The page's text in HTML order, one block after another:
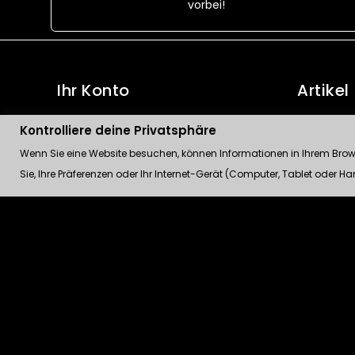
vorbei!
Ihr Konto
Persönliche Infos
Bestellungen
Rückvergütungen
Artikel
Neue
Kontrolliere deine Privatsphäre
Wenn Sie eine Website besuchen, können Informationen in Ihrem
Sie, Ihre Präferenzen oder Ihr Internet-Gerät (Computer, Tablet oder